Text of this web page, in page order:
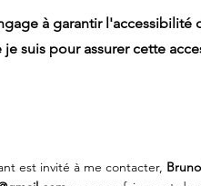
à garantir l'accessibilité
suis pour assurer cette
est invité à me contacter,